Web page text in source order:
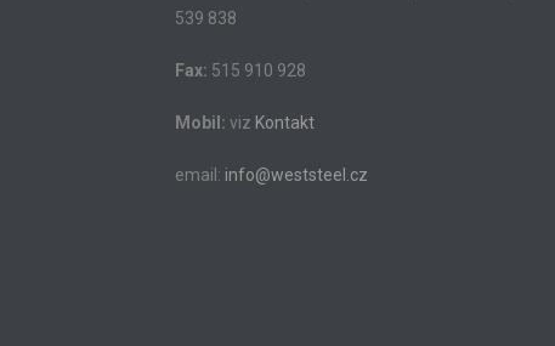
539 838
Fax: 515 910 928
Mobil: viz Kontakt
email: info@weststeel.cz